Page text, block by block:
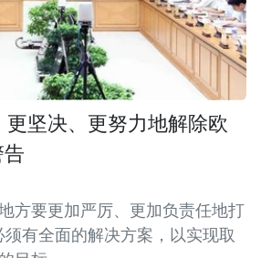
坚决、更努力地解除欧
方要更加严厉、更加负责任地打
须有全面的解决方案，以实现取